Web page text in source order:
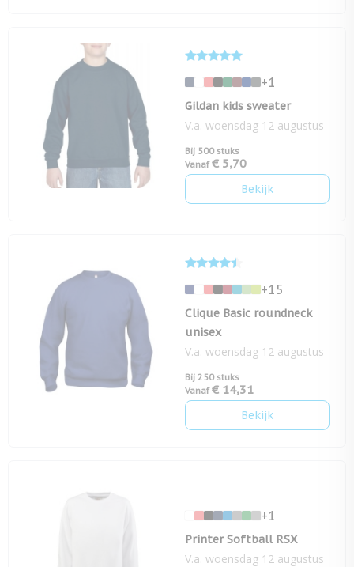
+1
Gildan kids sweater
V.a. woensdag 12 augustus
Bij 500 stuks
Vanaf € 5,70
Bekijk
+15
Clique Basic roundneck
unisex
V.a. woensdag 12 augustus
Bij 250 stuks
Vanaf € 14,31
Bekijk
+1
Printer Softball RSX
V.a. woensdag 12 augustus